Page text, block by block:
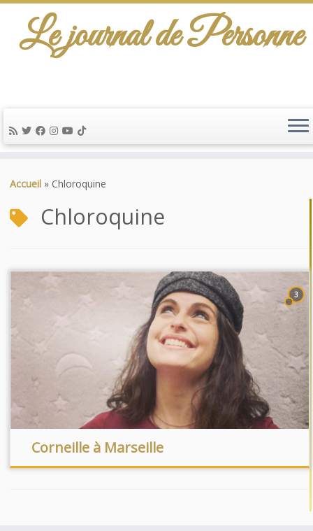
au
Le journal de Personne
Accueil » Chloroquine
Chloroquine
3
Corneille à Marseille